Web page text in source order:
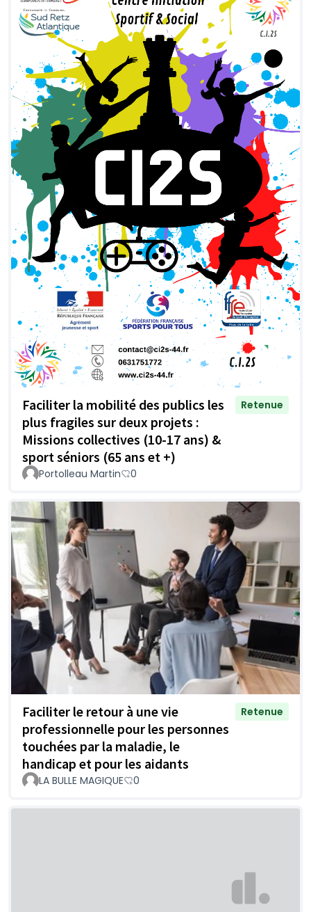
Faciliter la mobilité des publics les
plus fragiles sur deux projets :
Missions collectives (10-17 ans) &
sport séniors (65 ans et +)
Retenue
Portolleau Martin 0
Faciliter le retour à une vie
professionnelle pour les personnes
touchées par la maladie, le
handicap et pour les aidants
Retenue
LA BULLE MAGIQUE 0